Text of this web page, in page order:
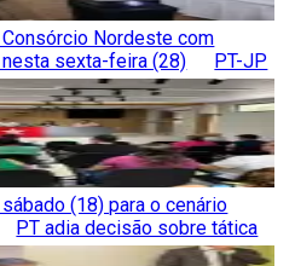
Nordeste com
sexta-feira (28)
PT-JP
(18) para o cenário
PT adia decisão sobre tática